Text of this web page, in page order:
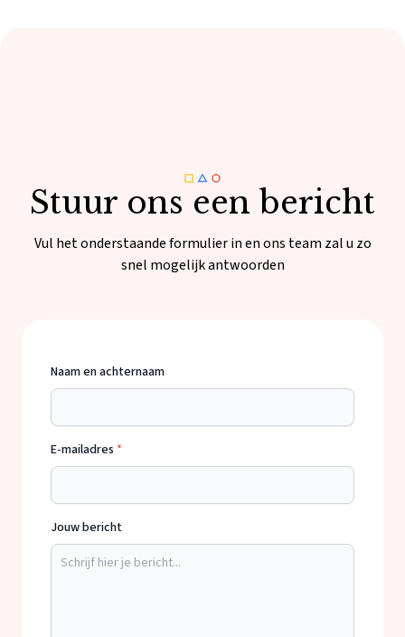
Stuur ons een bericht
Vul het onderstaande formulier in en ons team zal u zo
snel mogelijk antwoorden
Naam en achternaam
E-mailadres *
Jouw bericht